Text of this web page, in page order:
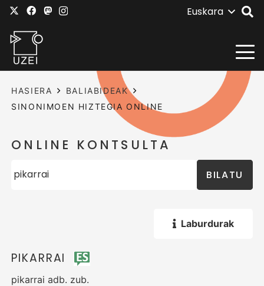
Euskara
HASIERA
BALIABIDEAK
SINONIMOEN HIZTEGIA ONLINE
ONLINE KONTSULTA
BILATU
Laburdurak
PIKARRAI
pikarrai adb. zub.